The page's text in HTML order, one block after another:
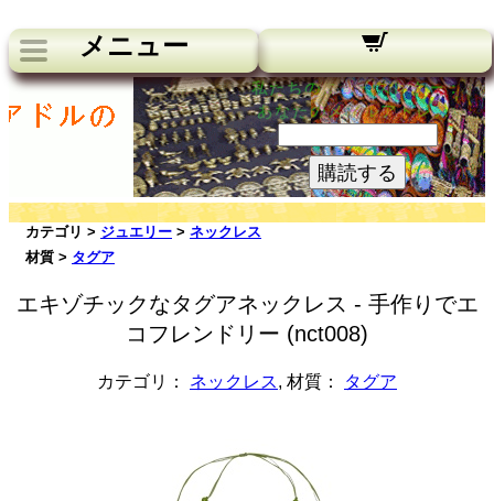
メニュー
私たちのニュースレター：
あなたのメールアドレス:
購読する
カテゴリ > ジュエリー > ネックレス
材質 > タグア
エキゾチックなタグアネックレス - 手作りでエ
コフレンドリー (nct008)
カテゴリ： ネックレス, 材質： タグア